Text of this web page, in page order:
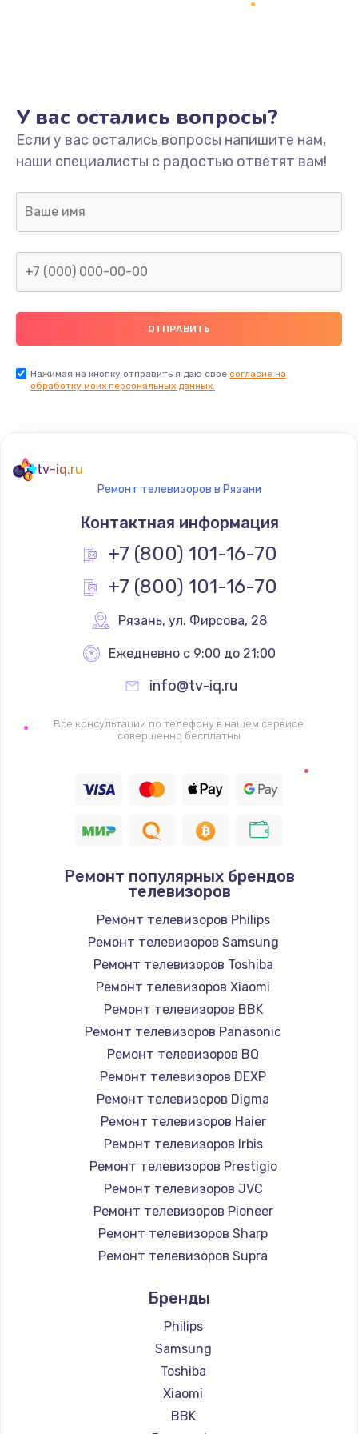
Не включается
1400 руб.
Заказать
Нет звука
800 руб.
Не видит флешку
400 руб.
Заказать
900 руб.
Заказать
900 руб.
Заказать
Не работает
1400 руб.
Восстановление цепи питания, пайка
Заказать
Программный ремонт/прошивка
Замена Bluetooth/Wi-Fi модуля
Заказать
Замена картридера
890 руб.
Заказать
Замена микросхемы NFC
1100 руб.
Заказать
Замена шим-контроллера
Заказать
Настройка Wi-Fi
1030 руб.
Заказать
У вас остались вопросы?
Если у вас остались вопросы напишите нам,
наши специалисты с радостью ответят вам!
Нажимая на кнопку отправить я даю свое согласие на
обработку моих персональных данных.
tv-iq.ru
Ремонт телевизоров в Рязани
Контактная информация
+7 (800) 101-16-70
+7 (800) 101-16-70
Рязань, ул. Фирсова, 28
Ежедневно с 9:00 до 21:00
info@tv-iq.ru
Все консультации по телефону в нашем сервисе
совершенно бесплатны
Ремонт популярных брендов
телевизоров
Ремонт телевизоров Philips
Ремонт телевизоров Samsung
Ремонт телевизоров Toshiba
Ремонт телевизоров Xiaomi
Ремонт телевизоров BBK
Ремонт телевизоров Panasonic
Ремонт телевизоров BQ
Ремонт телевизоров DEXP
Ремонт телевизоров Digma
Ремонт телевизоров Haier
Ремонт телевизоров Irbis
Ремонт телевизоров Prestigio
Ремонт телевизоров JVC
Ремонт телевизоров Pioneer
Ремонт телевизоров Sharp
Ремонт телевизоров Supra
Ремонт телевизоров Hisense
Ремонт телевизоров Daewoo
Ремонт телевизоров Centek
Ремонт телевизоров Telefunken
Ремонт телевизоров Hyundai
Ремонт телевизоров Doffler
Бренды
Philips
Samsung
Toshiba
Xiaomi
BBK